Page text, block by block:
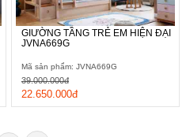
GIƯỜNG TẦNG TRẺ EM HIỆN ĐẠI
JVNA669G
Mã sản phẩm: JVNA669G
22.650.000đ
39.000.000đ